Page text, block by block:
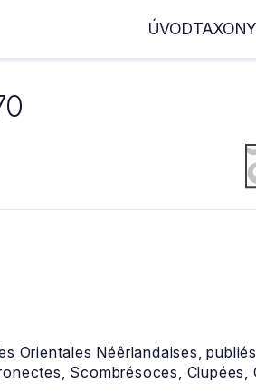
ÚVODTAXONY
Orientales Néêrlandaises,
Scombrésoces, Clupées,